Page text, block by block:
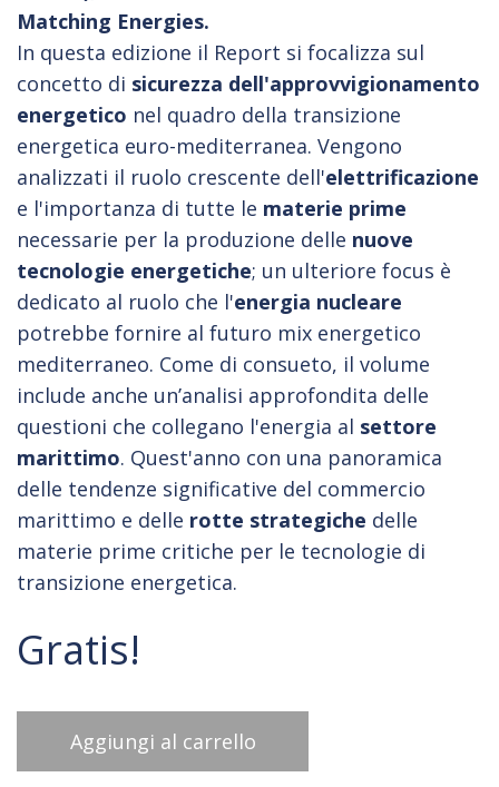
Matching Energies.
In questa edizione il Report si focalizza sul
concetto di sicurezza dell'approvvigionamento
energetico nel quadro della transizione
energetica euro-mediterranea. Vengono
analizzati il ruolo crescente dell'elettrificazione
e l'importanza di tutte le materie prime
necessarie per la produzione delle nuove
tecnologie energetiche; un ulteriore focus è
dedicato al ruolo che l'energia nucleare
potrebbe fornire al futuro mix energetico
mediterraneo. Come di consueto, il volume
include anche un’analisi approfondita delle
questioni che collegano l'energia al settore
marittimo. Quest'anno con una panoramica
delle tendenze significative del commercio
marittimo e delle rotte strategiche delle
materie prime critiche per le tecnologie di
transizione energetica.
Gratis!
Aggiungi al carrello